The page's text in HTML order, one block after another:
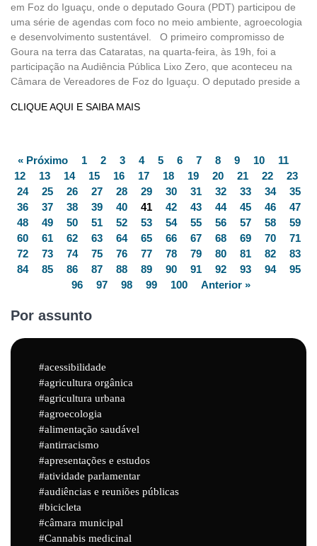
em Foz do Iguaçu, onde o deputado Goura (PDT) participou de
uma série de agendas com foco no meio ambiente, agroecologia
e desenvolvimento sustentável. O primeiro compromisso de
Goura na terra das Cataratas, na quarta-feira, às 19h, foi a
participação na Audiência Pública Lixo Zero, que aconteceu na
Câmara de Vereadores de Foz do Iguaçu. O deputado preside a
CLIQUE AQUI E SAIBA MAIS
« Próximo 1 2 3 4 5 6 7 8 9 10
11
12
13 14 15 16 17 18 19 20 21 22
23
24
25 26 27 28 29 30 31 32 33 34
35
36
37 38 39 40 41 42 43 44 45 46
47
48
49 50 51 52 53 54 55 56 57 58
59
60
61 62 63 64 65 66 67 68 69 70
71
72
73 74 75 76 77 78 79 80 81 82
83
84
85 86 87 88 89 90 91 92 93 94
95
96
97 98 99 100 Anterior »
Por assunto
acessibilidade
agricultura orgânica
agricultura urbana
agroecologia
alimentação saudável
antirracismo
apresentações e estudos
atividade parlamentar
audiências e reuniões públicas
bicicleta
câmara municipal
Cannabis medicinal